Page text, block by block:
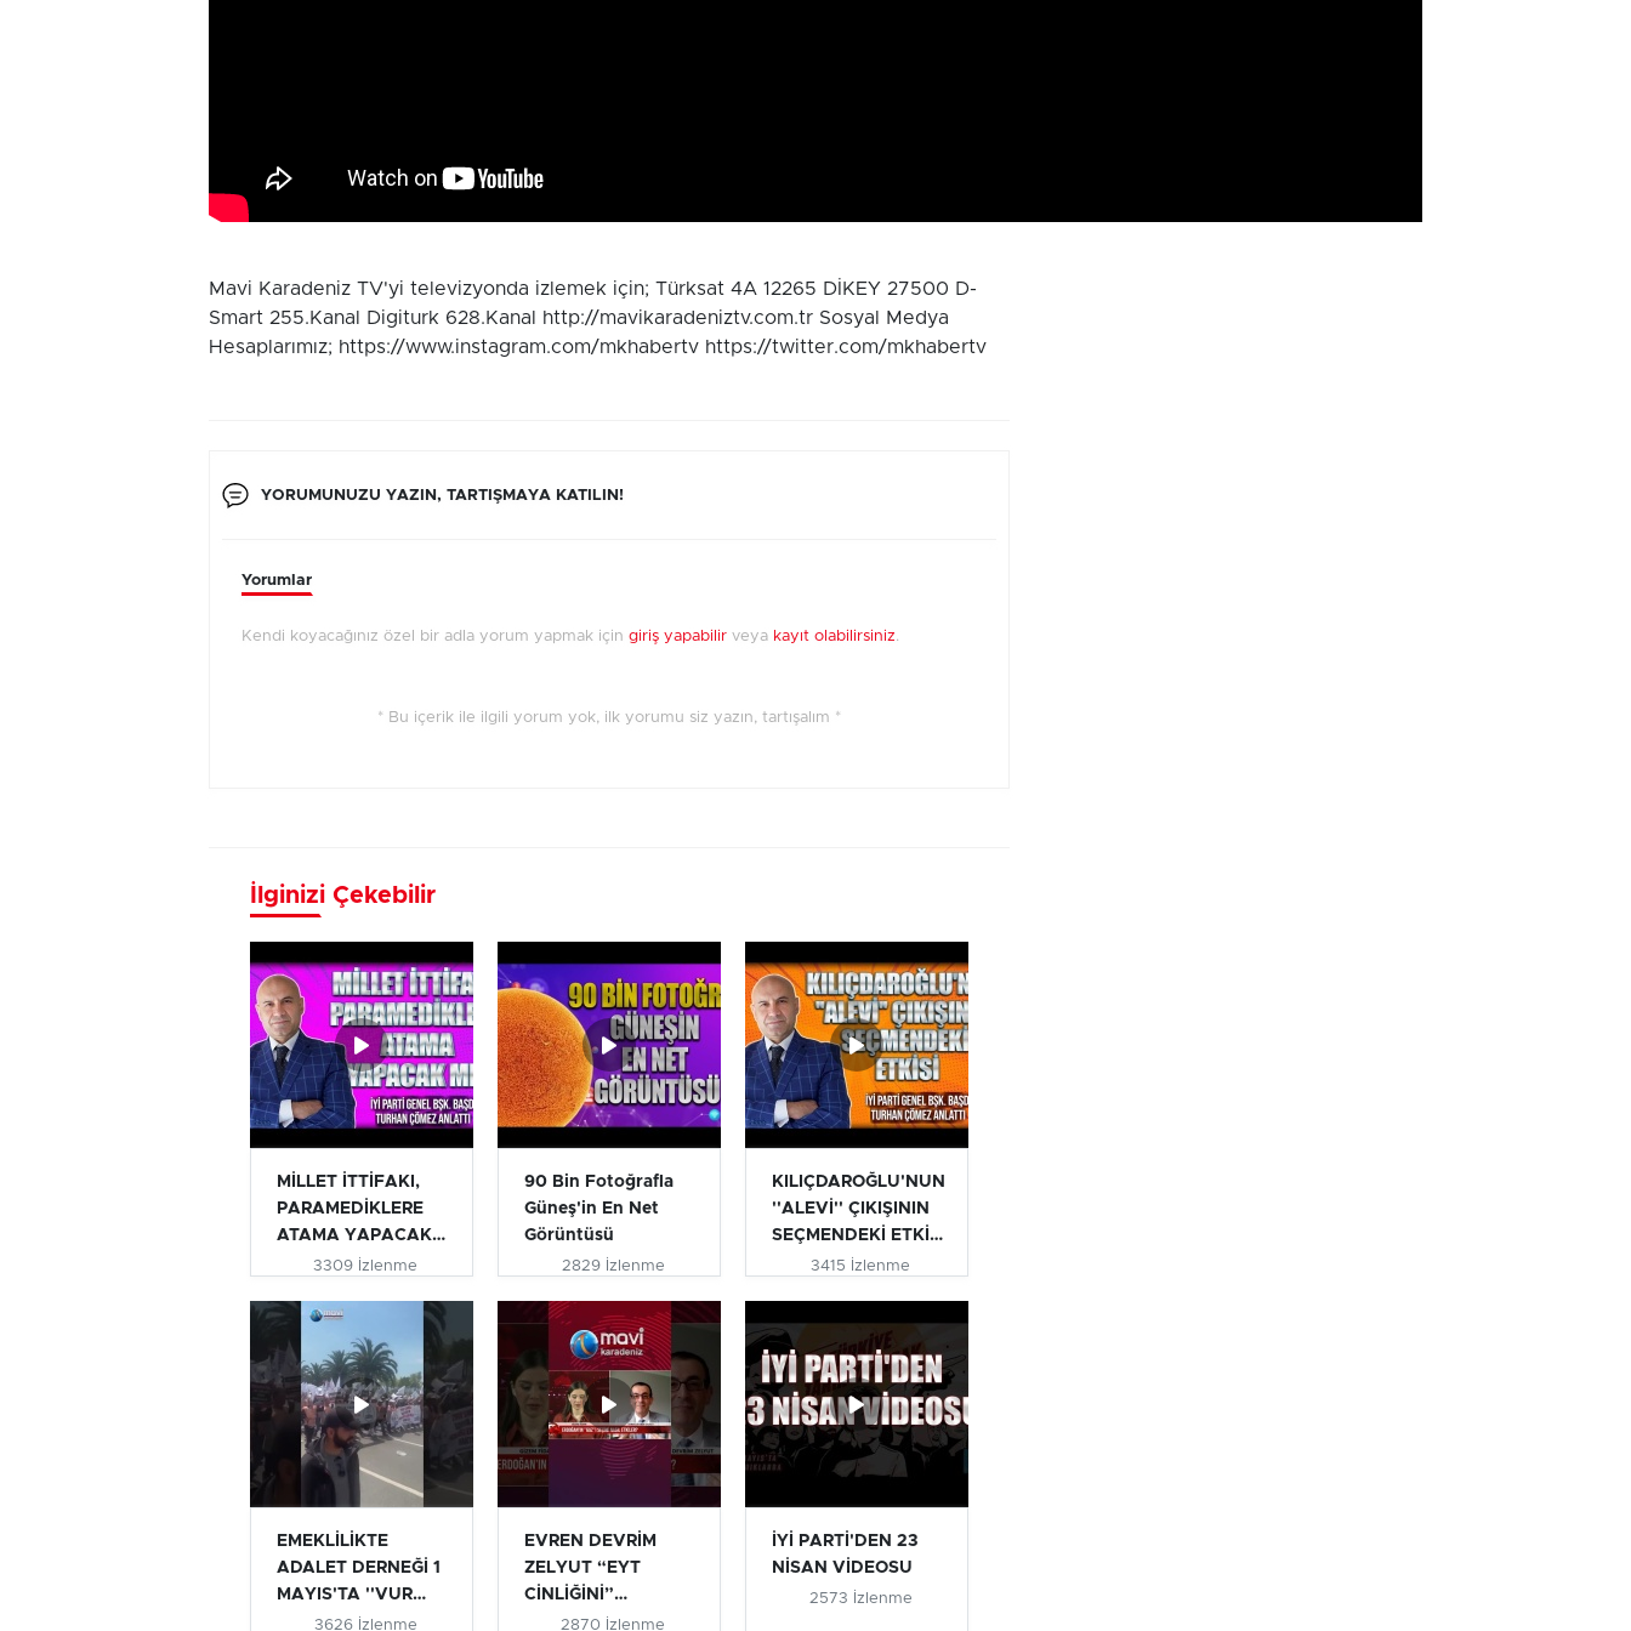
Mavi Karadeniz TV'yi televizyonda izlemek için; Türksat 4A 12265 DİKEY 27500 D-
Smart 255.Kanal Digiturk 628.Kanal http://mavikaradeniztv.com.tr Sosyal Medya
Hesaplarımız; https://www.instagram.com/mkhabertv https://twitter.com/mkhabertv
YORUMUNUZU YAZIN, TARTIŞMAYA KATILIN!
Yorumlar
Kendi koyacağınız özel bir adla yorum yapmak için giriş yapabilir veya kayıt olabilirsiniz.
* Bu içerik ile ilgili yorum yok, ilk yorumu siz yazın, tartışalım *
İlginizi Çekebilir
MİLLET İTTİFAKI,
PARAMEDİKLERE
ATAMA YAPACAK
MI? | TURHAN...
3309 İzlenme
90 Bin Fotoğrafla
Güneş'in En Net
Görüntüsü
2829 İzlenme
KILIÇDAROĞLU'NUN
''ALEVİ'' ÇIKIŞININ
SEÇMENDEKİ ETKİSİ
3415 İzlenme
EMEKLİLİKTE
ADALET DERNEĞİ 1
MAYIS'TA ''VUR
VUR İNLESİN VE...
3626 İzlenme
EVREN DEVRİM
ZELYUT “EYT
CİNLİĞİNİ”
AÇIKLADI #eyt
2870 İzlenme
İYİ PARTİ'DEN 23
NİSAN VİDEOSU
2573 İzlenme